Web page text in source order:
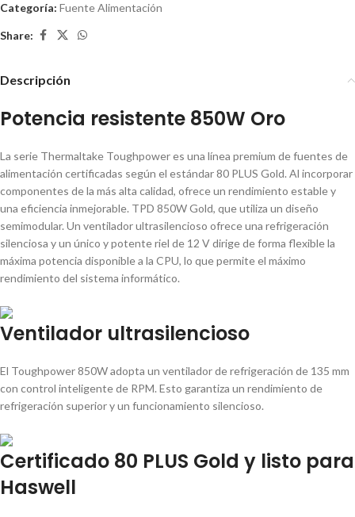
Categoría: Fuente Alimentación
Share:
Descripción
Potencia resistente 850W Oro
La serie Thermaltake Toughpower es una línea premium de fuentes de
alimentación certificadas según el estándar 80 PLUS Gold. Al incorporar
componentes de la más alta calidad, ofrece un rendimiento estable y
una eficiencia inmejorable. TPD 850W Gold, que utiliza un diseño
semimodular. Un ventilador ultrasilencioso ofrece una refrigeración
silenciosa y un único y potente riel de 12 V dirige de forma flexible la
máxima potencia disponible a la CPU, lo que permite el máximo
rendimiento del sistema informático.
Ventilador ultrasilencioso
El Toughpower 850W adopta un ventilador de refrigeración de 135 mm
con control inteligente de RPM. Esto garantiza un rendimiento de
refrigeración superior y un funcionamiento silencioso.
Certificado 80 PLUS Gold y listo para
Haswell